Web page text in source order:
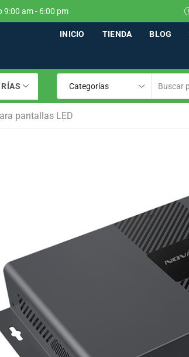
9:00 am - 6:00 pm
A TOD EL PAÍS Go shop
INICIO TIENDA BLOG
pantallas LED